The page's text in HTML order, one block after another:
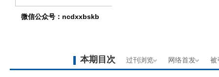
微信公众号：ncdxxbskb
本期目次 过刊浏览 网络首发 被